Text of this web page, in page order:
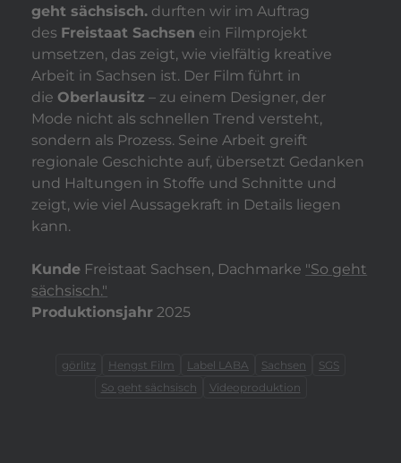
geht sächsisch. durften wir im Auftrag
des Freistaat Sachsen ein Filmprojekt
umsetzen, das zeigt, wie vielfältig kreative
Arbeit in Sachsen ist. Der Film führt in
dieOberlausitz – zu einem Designer, der
Mode nicht als schnellen Trend versteht,
sondern als Prozess. Seine Arbeit greift
regionale Geschichte auf, übersetzt Gedanken
und Haltungen in Stoffe und Schnitte und
zeigt, wie viel Aussagekraft in Details liegen
kann.
Kunde Freistaat Sachsen, Dachmarke "So geht
sächsisch."
Produktionsjahr 2025
görlitz Hengst Film Label LABA Sachsen
SGS
So geht sächsisch
Videoproduktion